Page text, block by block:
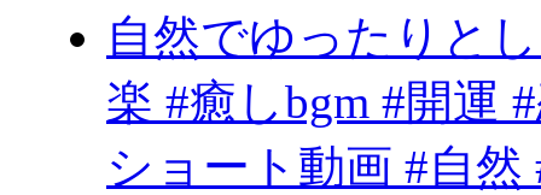
自然でゆったりと
楽 #癒しbgm #開運
ショート動画 #自然